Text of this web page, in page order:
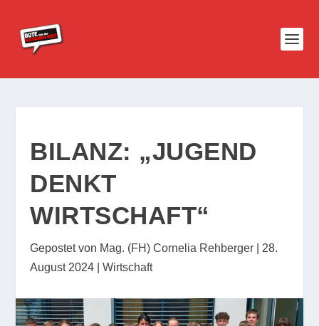
BILANZ: „JUGEND
DENKT
WIRTSCHAFT“
Gepostet von Mag. (FH) Cornelia Rehberger
28.
August 2024 |Wirtschaft